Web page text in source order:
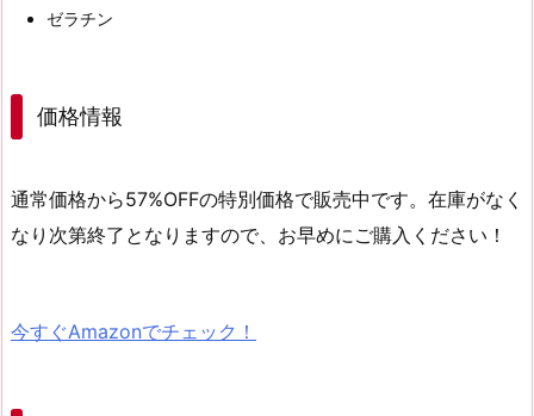
ゼラチン
価格情報
通常価格から57%OFFの特別価格で販売中です。在庫がなく
なり次第終了となりますので、お早めにご購入ください！
今すぐAmazonでチェック！